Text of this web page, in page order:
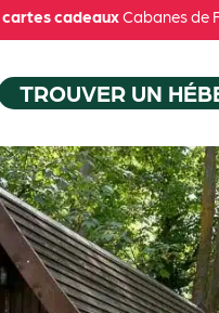
cartes cadeauxCabanes de
TROUVER UN